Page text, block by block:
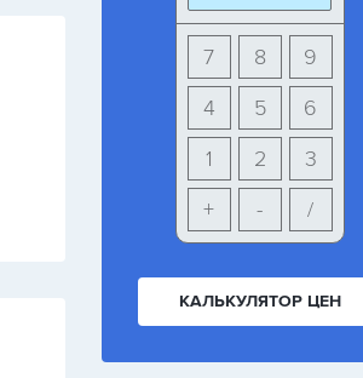
9
8
7
6
5
4
3
2
1
+
- /
КАЛЬКУЛЯТОР ЦЕН